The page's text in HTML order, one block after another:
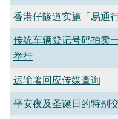
香港仔隧道实施「易通
传统车辆登记号码拍卖
举行
运输署回应传媒查询
平安夜及圣诞日的特别